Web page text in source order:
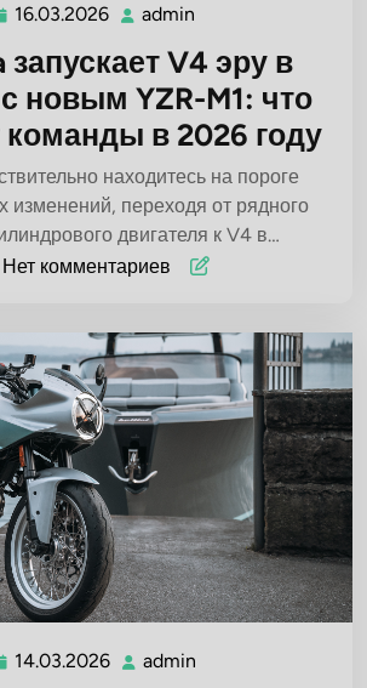
16.03.2026 16.03.2026
admin
запускает V4 эру в
новым YZR-M1: что
команды в 2026 году
находитесь на пороге
изменений, переходя от рядного
двигателя к V4 в…
Нет комментариев
14.03.2026 14.03.2026
admin